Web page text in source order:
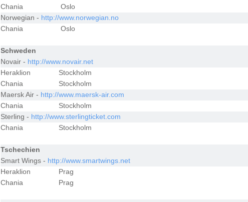
Chania
Oslo
Norwegian - http://www.norwegian.no
Chania
Oslo
Schweden
Novair - http://www.novair.net
Heraklion
Stockholm
Chania
Stockholm
Maersk Air - http://www.maersk-air.com
Chania
Stockholm
Sterling - http://www.sterlingticket.com
Chania
Stockholm
Tschechien
Smart Wings - http://www.smartwings.net
Heraklion
Prag
Chania
Prag